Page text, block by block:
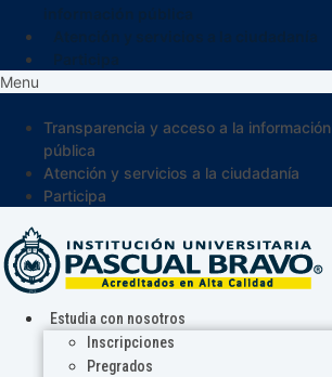
Menu
Transparencia y acceso a la información
pública
Atención y servicios a la ciudadanía
Participa
Estudia con nosotros
Inscripciones
Pregrados